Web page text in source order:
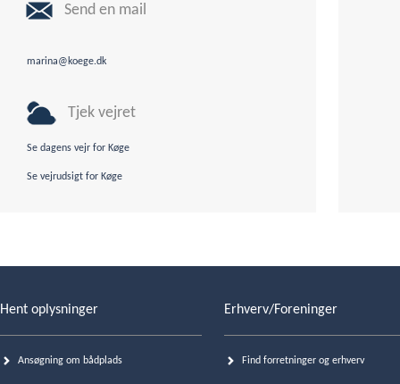
Send en mail
marina@koege.dk
Tjek vejret
Se dagens vejr for Køge
Se vejrudsigt for Køge
Hent oplysninger
Ansøgning om bådplads
Erhverv/Foreninger
Find forretninger og erhverv